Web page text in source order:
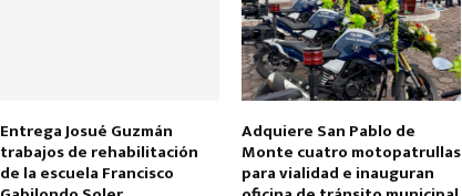
Entrega Josué Guzmán
trabajos de rehabilitación
de la escuela Francisco
Adquiere San Pablo de
Monte cuatro motopatrullas
para vialidad e inauguran